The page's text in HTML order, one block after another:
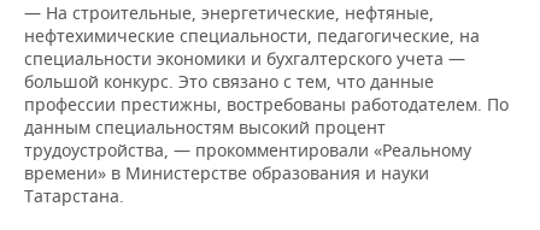
— На строительные, энергетические, нефтяные,
нефтехимические специальности, педагогические, на
специальности экономики и бухгалтерского учета —
большой конкурс. Это связано с тем, что данные
профессии престижны, востребованы работодателем. По
данным специальностям высокий процент
трудоустройства, — прокомментировали «Реальному
времени» в Министерстве образования и науки
Татарстана.